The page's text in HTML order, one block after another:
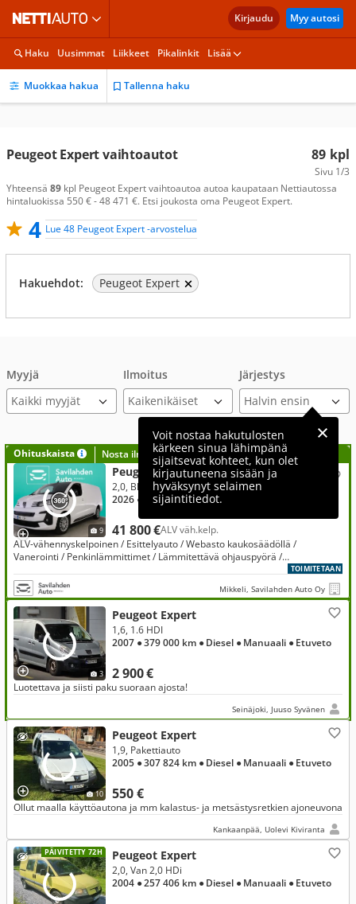
Kirjaudu Myy autosi
Haku Uusimmat Liikkeet Pikalinkit Lisää
Muokkaa hakua Tallenna haku
89 kpl
Sivu 1/3
Peugeot Expert vaihtoautot
Yhteensä 89 kpl Peugeot Expert vaihtoautoa autoa kaupataan Nettiautossa
hintaluokissa 550 € - 48 471 €. Etsi joukosta oma Peugeot Expert.
4 Lue 48 Peugeot Expert -arvostelua
Hakuehdot: Peugeot Expert
Myyjä
Kaikki myyjät
Ilmoitus Järjestys
Voit nostaa hakutulosten
kärkeen sinua lähimpänä
sijaitsevat kohteet, kun olet
kirjautuneena sisään ja
hyväksynyt selaimen
sijaintitiedot.
Ohituskaista Nosta ilmoituksesi tähän?
9
Peugeot Expert
41 800 €ALV väh.kelp.
2026 ● 500 km● Diesel● Automaatti
ALV-vähennyskelpoinen / Esittelyauto / Webasto kaukosäädöllä /
Vanerointi / Penkinlämmittimet / Lämmitettävä ohjauspyörä /
TOIMITETAAN
Mikkeli, Savilahden Auto Oy
3
Peugeot Expert
2 900 €
1,6, 1.6 HDI
2007 ● 379 000 km ● Diesel ● Manuaali ● Etuveto
Luotettava ja siisti paku suoraan ajosta!
Seinäjoki, Juuso Syvänen
10
Peugeot Expert
550 €
1,9, Pakettiauto
2005 ● 307 824 km ● Diesel ● Manuaali ● Etuveto
Ollut maalla käyttöautona ja mm kalastus- ja metsästysretkien ajoneuvona
Kankaanpää, Uolevi Kiviranta
PÄIVITETTY 72H Peugeot Expert
2,0, Van 2,0 HDi
2004 ● 257 406 km ● Diesel ● Manuaali ● Etuveto